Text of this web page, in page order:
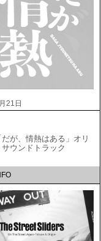
21日
だが、情熱はある」オリ
ウンドトラック